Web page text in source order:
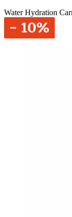
Water Hydration